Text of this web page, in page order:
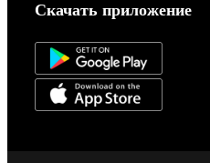
Скачать приложение